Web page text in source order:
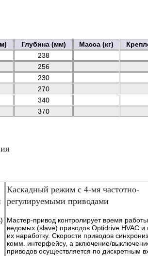
Глубина (мм) Масса (кг)
238
256
230
270
340
370
Каскадный режим с 4-мя частотно-
регулируемыми приводами
Мастер-привод контролирует время
ведомых (slave) приводов Optidrive HVAC и
их наработку. Скорости приводов
комм. интерфейсу, а включение/
приводов осуществляется по дискретным